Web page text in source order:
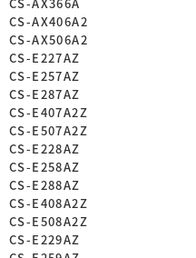
CS-AX406A2
CS-AX506A2
CS-E227AZ
CS-E257AZ
CS-E287AZ
CS-E407A2Z
CS-E507A2Z
CS-E228AZ
CS-E258AZ
CS-E288AZ
CS-E408A2Z
CS-E508A2Z
CS-E229AZ